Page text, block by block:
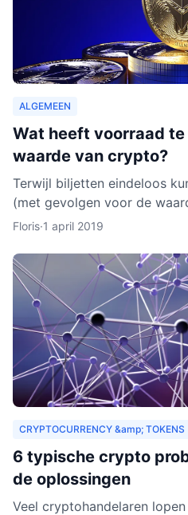
ALGEMEEN
Wat heeft voorraad
waarde van crypto?
Terwijl biljetten eindeloos
(met gevolgen voor de
cryptocurrencies anders.
Floris·1 april 2019
CRYPTOCURRENCY &amp; TOKENS
6 typische crypto
de oplossingen
Veel cryptohandelaren